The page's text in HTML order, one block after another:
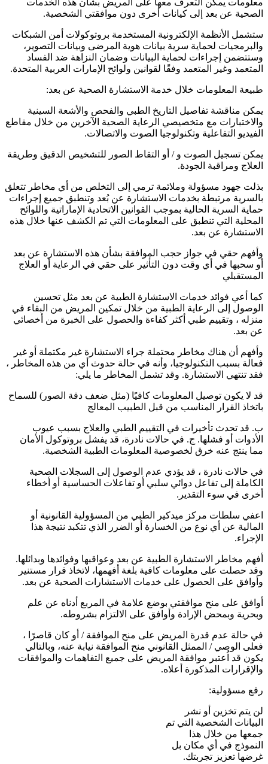
الصحية عن بعد إلى كيانات أخرى دون موافقتي الشخصية.
ستشمل الأنظمة الإلكترونية المستخدمة بروتوكولات أمن الشبكات
والبرمجيات لحماية سرية بيانات هوية المرضى وبيانات التصوير،
وستتضمن إجراءات لحماية البيانات وضمان النزاهة ضد الفساد
المتعمد وغير المتعمد وفقًا لقوانين ولوائح الإمارات العربية المتحدة.
طبيعة المعلومات خلال خدمة الاستشارة الصحية عن بعد:
يمكن مناقشة تفاصيل التاريخ الطبي والفحص والأشعة السينية
والاختبارات مع متخصيصي الرعاية الصحية الآخرين من خلال مقاطع
الفيديو التفاعلية وتكنولوجيا الصوت والاتصالات.
يمكن تسجيل الصوت و / أو التقاط الصور للتشخيص الدقيق وطريقة
العلاج ومراقبة الجودة.
بذلت جهود مسؤولة وملائمة ترمي إلى التخلص من أي مخاطر تتعلق
بالسرية مرتبطة بخدمات الاستشارة عن بُعد وتنطبق جميع إجراءات
حماية السرية الحالية بموجب القوانين الاتحادية الإماراتية واللوائح
المحلية التي تنطبق على المعلومات التي تم الكشف عنها خلال هذه
الاستشارة عن بعد.
وأفهم حقي في جواز حجب الموافقة بشأن هذه الاستشارة عن بعد
أو سحبها في أي وقت دون التأثير على حقي في الرعاية أو العلاج
المستقبلي
كما أعي فوائد خدمات الاستشارة الطبية عن بعد مثل تحسين
الوصول إلى الرعاية الطبية من خلال تمكين المريض من البقاء في
منزله ، وتقييم طبي أكثر كفاءة والحصول على الخبرة من أخصائي
عن بعد.
وأفهم أن هناك مخاطر محتملة جراء الاستشارة غير مكتملة أو غير
فعالة بسبب التكنولوجيا، وأنه في حالة حدوث أي من هذه المخاطر ،
فقد تنتهي الاستشارة. وقد تشمل المخاطر ما يلي:
قد لا يكون توصيل المعلومات كافيًا (مثل ضعف دقة الصور) للسماح
باتخاذ القرار المناسب من قبل الطبيب المعالج
ب. قد تحدث تأخيرات في التقييم الطبي والعلاج بسبب عيوب
الأدوات أو فشلها. ج. في حالات نادرة، قد يفشل بروتوكول الأمان
مما ينتج عنه خرق لخصوصية المعلومات الطبية الشخصية.
في حالات نادرة ، قد يؤدي عدم الوصول إلى السجلات الصحية
الكاملة إلى تفاعل دوائي سلبي أو تفاعلات الحساسية أو أخطاء
أخرى في سوء التقدير.
اعفي سلطات مركز ميدكير الطبي من المسؤولية القانونية أو
المالية عن أي نوع من الخسارة أو الضرر الذي تتكبد نتيجة هذا
الإجراء.
أفهم مخاطر الاستشارة الطبية عن بعد وعواقبها وفوائدها وبدائلها.
وقد حصلت على معلومات كافية بلغة أفهمها، لاتخاذ قرار مستنير
وأوافق على الحصول على خدمات الاستشارات الصحية عن بعد.
أوافق على منح موافقتي بوضع علامة في المربع أدناه عن علم
وبحرية وبمحض الإرادة وأوافق على الالتزام بشروطه.
في حالة عدم قدرة المريض على منح الموافقة / أو كان قاصرًا ،
فعلى الوصي / الممثل القانوني منح الموافقة نيابة عنه، وبالتالي
يكون قد اُعتبر موافقة المريض على جميع التفاهمات والموافقات
والإقرارات المذكورة أعلاه.
رفع مسؤولية:
لن يتم تخزين أو نشر
البيانات الشخصية التي تم
جمعها من خلال هذا
النموذج في أي مكان بل
غرضها تعزيز تجربتك.